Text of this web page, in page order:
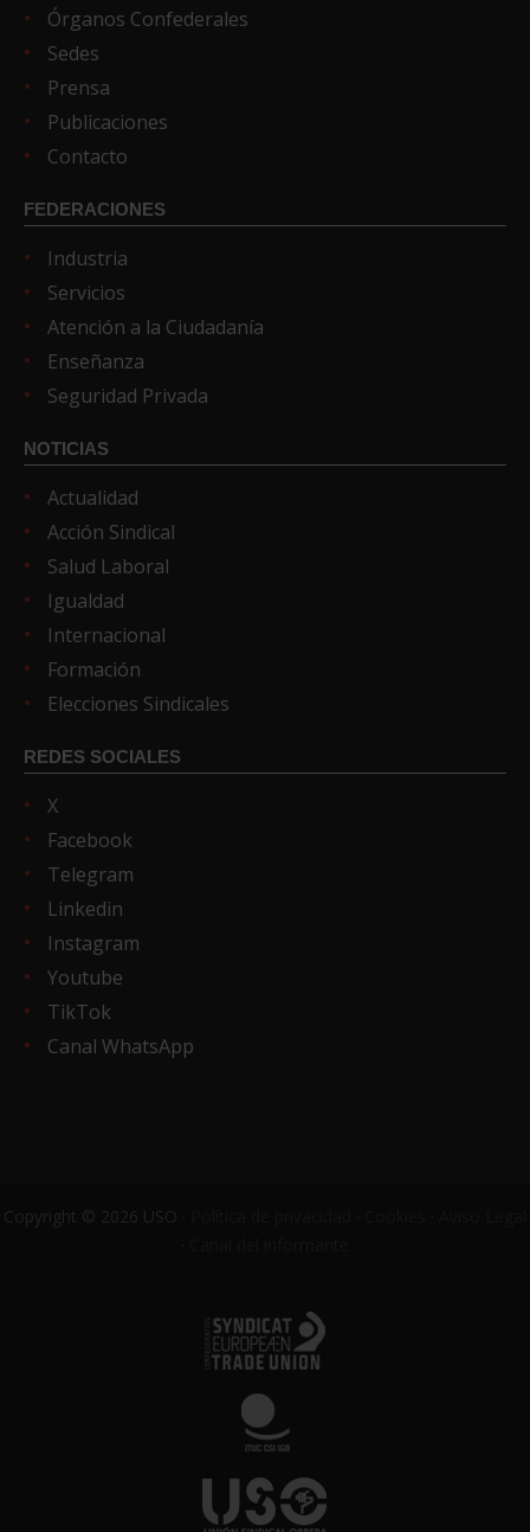
Órganos Confederales
Sedes
Prensa
Publicaciones
Contacto
FEDERACIONES
Industria
Servicios
Atención a la Ciudadanía
Enseñanza
Seguridad Privada
NOTICIAS
Actualidad
Acción Sindical
Salud Laboral
Igualdad
Internacional
Formación
Elecciones Sindicales
REDES SOCIALES
X
Facebook
Telegram
Linkedin
Instagram
Youtube
TikTok
Canal WhatsApp
Copyright © 2026 USO ·